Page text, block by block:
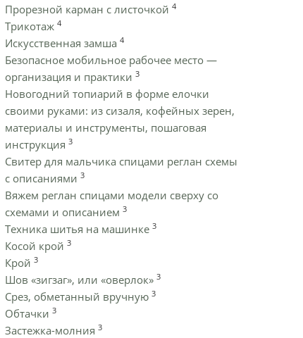
Прорезной карман с листочкой 4
Трикотаж 4
Искусственная замша 4
Безопасное мобильное рабочее место —
организация и практики 3
Новогодний топиарий в форме елочки
своими руками: из сизаля, кофейных зерен,
материалы и инструменты, пошаговая
инструкция 3
Cвитер для мальчика спицами реглан схемы
с описаниями 3
Вяжем реглан спицами модели сверху со
схемами и описанием 3
Техника шитья на машинке 3
Косой крой 3
Крой 3
Шов «зигзаг», или «оверлок» 3
Срез, обметанный вручную 3
Обтачки 3
Застежка-молния 3